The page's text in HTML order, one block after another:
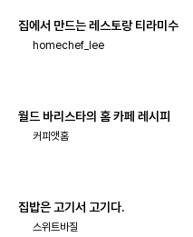
집에서 만드는 레스토랑 티라미수
homechef_lee
월드 바리스타의 홈 카페 레시피
커피앳홈
집밥은 고기서 고기다.
스위트바질